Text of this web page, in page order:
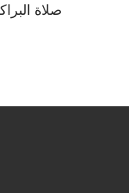
صلاة